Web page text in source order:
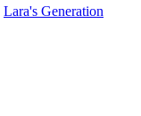
Lara's Generation